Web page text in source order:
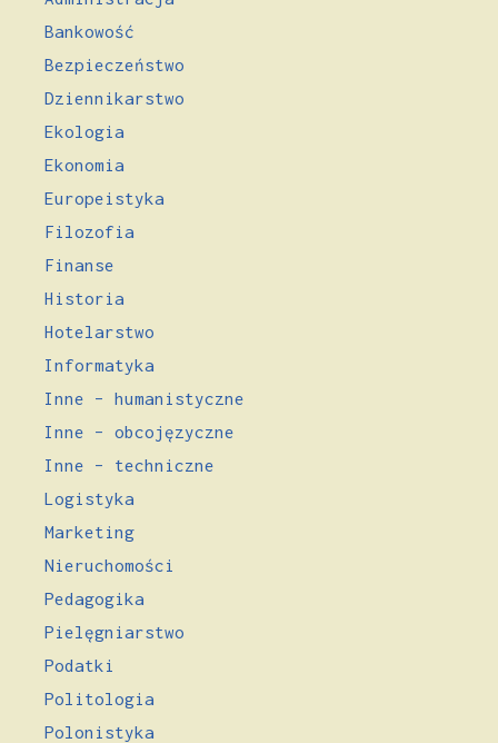
Bankowość
Bezpieczeństwo
Dziennikarstwo
Ekologia
Ekonomia
Europeistyka
Filozofia
Finanse
Historia
Hotelarstwo
Informatyka
Inne – humanistyczne
Inne – obcojęzyczne
Inne – techniczne
Logistyka
Marketing
Nieruchomości
Pedagogika
Pielęgniarstwo
Podatki
Politologia
Polonistyka